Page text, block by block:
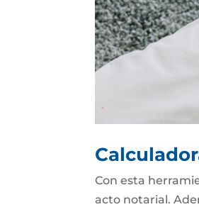
Con esta
acto notarial.